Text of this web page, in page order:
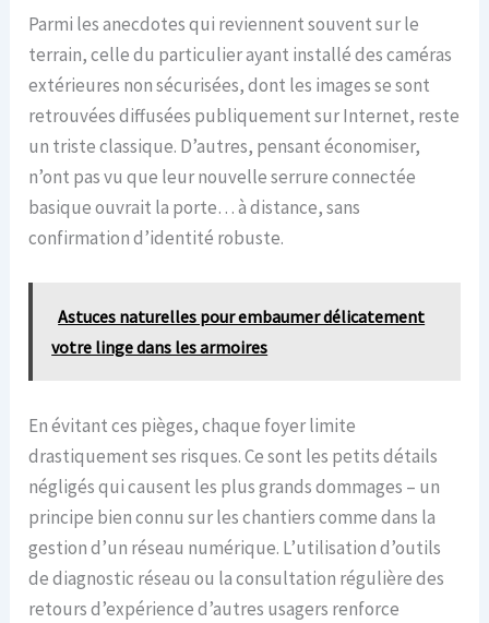
Parmi les anecdotes qui reviennent souvent sur le
terrain, celle du particulier ayant installé des caméras
extérieures non sécurisées, dont les images se sont
retrouvées diffusées publiquement sur Internet, reste
un triste classique. D’autres, pensant économiser,
n’ont pas vu que leur nouvelle serrure connectée
basique ouvrait la porte… à distance, sans
confirmation d’identité robuste.
Astuces naturelles pour embaumer délicatement
votre linge dans les armoires
En évitant ces pièges, chaque foyer limite
drastiquement ses risques. Ce sont les petits détails
négligés qui causent les plus grands dommages – un
principe bien connu sur les chantiers comme dans la
gestion d’un réseau numérique. L’utilisation d’outils
de diagnostic réseau ou la consultation régulière des
retours d’expérience d’autres usagers renforce